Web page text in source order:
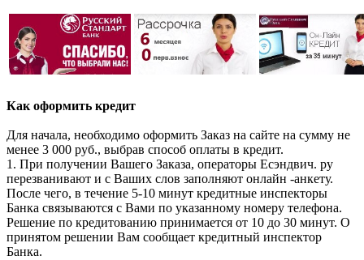
Как оформить кредит
Для начала, необходимо оформить Заказ на сайте на сумму не
менее 3 000 руб., выбрав способ оплаты в кредит.
1. При получении Вашего Заказа, операторы Есэндвич. ру
перезванивают и с Ваших слов заполняют онлайн -анкету.
После чего, в течение 5-10 минут кредитные инспекторы
Банка связываются с Вами по указанному номеру телефона.
Решение по кредитованию принимается от 10 до 30 минут. О
принятом решении Вам сообщает кредитный инспектор
Банка.